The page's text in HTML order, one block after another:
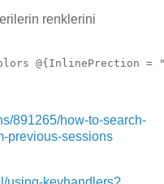
renklerini
@{InlinePrection =
891265/how-to-search-
previous-sessions